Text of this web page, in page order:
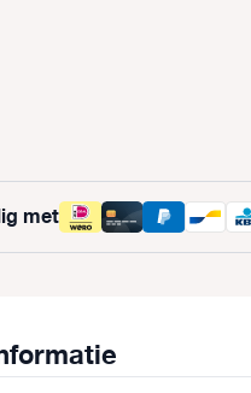
momenteel niet beschikbaar.)
niet beschikbaar.)
met